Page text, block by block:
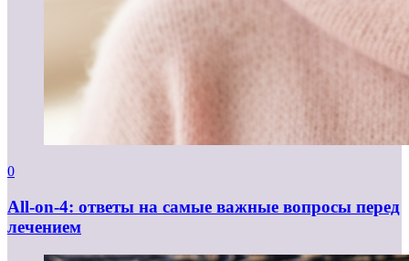
0
All-on-4: ответы на самые важные вопросы перед
лечением